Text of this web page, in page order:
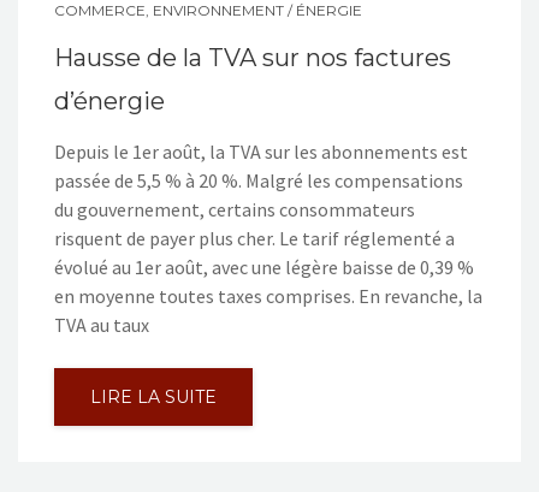
COMMERCE, ENVIRONNEMENT / ÉNERGIE
Hausse de la TVA sur nos factures
d’énergie
Depuis le 1er août, la TVA sur les abonnements est
passée de 5,5 % à 20 %. Malgré les compensations
du gouvernement, certains consommateurs
risquent de payer plus cher. Le tarif réglementé a
évolué au 1er août, avec une légère baisse de 0,39 %
en moyenne toutes taxes comprises. En revanche, la
TVA au taux
LIRE LA SUITE